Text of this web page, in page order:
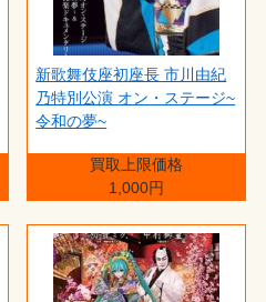
新歌舞伎座初座長 市川由紀
乃特別公演 オン・ステージ~
令和の夢~
買取上限価格
1,000円